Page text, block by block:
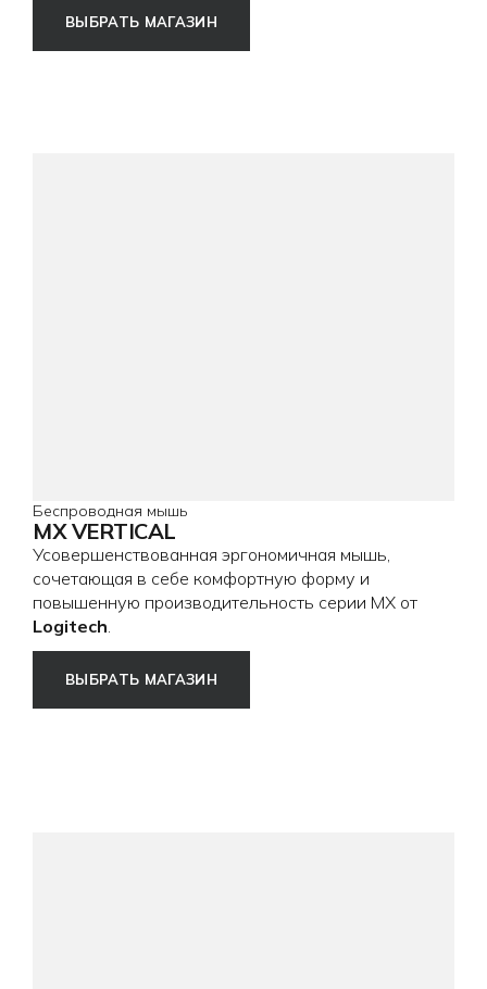
ВЫБРАТЬ МАГАЗИН
Беспроводная мышь
MX VERTICAL
Усовершенствованная эргономичная мышь,
сочетающая в себе комфортную форму и
повышенную производительность серии MX от
Logitech
ВЫБРАТЬ МАГАЗИН